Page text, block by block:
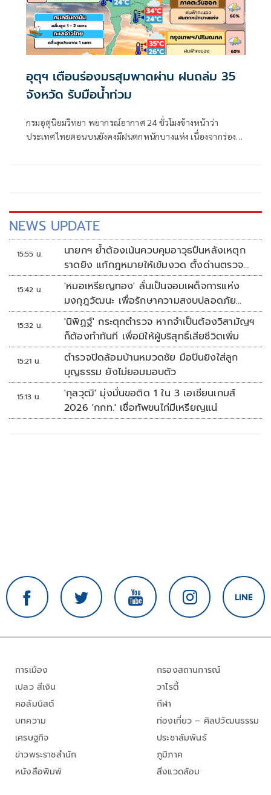
อุตุฯ เตือนร่องมรสุมพาดผ่าน ฝนถล่ม 35
จังหวัด รับมือน้ำท่วม
กรมอุตุนิยมวิทยา พยากรณ์อากาศ 24 ชั่วโมงข้างหน้าว่า
ประเทศไทยตอนบนยังคงมีฝนตกหนักบางแห่ง เนื่องจากร่อง
NEWS UPDATE
15:55 น.
นายกฯ ย้ำต้องเน้นควบคุมอาวุธปืนหลังเหตุก
ราดยิง แก้กฎหมายให้เข้มงวด ตั้งด่านตรวจ
เพิ่ม
15:42 น.
'หมอเหรียญทอง' ลั่นเป็นจอมเผด็จการแห่ง
มงกุฎวัฒนะ เพื่อรักษาความสงบปลอดภัย
ภายในรพ.
15:32 น.
'นิพิฏฐ์' กระตุกตำรวจ หากจำเป็นต้องวิสามัญฯ
ก็ต้องทำทันที เพื่อมิให้ผู้บริสุทธิ์เสียชีวิตเพิ่ม
15:21 น.
ตำรวจปิดล้อมบ้านหมวดชัย มือปืนยิงใส่ลูก
บุญธรรม ยังไม่ยอมมอบตัว
15:13 น.
'กุลวุฒิ' มุ่งมั่นขอติด 1 ใน 3 เอเชียนเกมส์
2026 'กกท.' เชื่อทัพขนไก่มีเหรียญแน่
การเมือง
เปลว สีเงิน
คอลัมนิสต์
บทความ
เศรษฐกิจ
ข่าวพระราชสำนัก
หนังสือพิมพ์
กรองสถานการณ์
วาไรตี้
กีฬา
ท่องเที่ยว – ศิลปวัฒนธรรม
ประชาสัมพันธ์
ภูมิภาค
สิ่งแวดล้อม